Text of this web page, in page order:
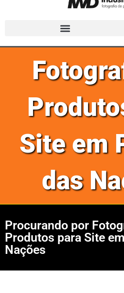
Site em
das
Procurando por
Produtos para Site
Nações